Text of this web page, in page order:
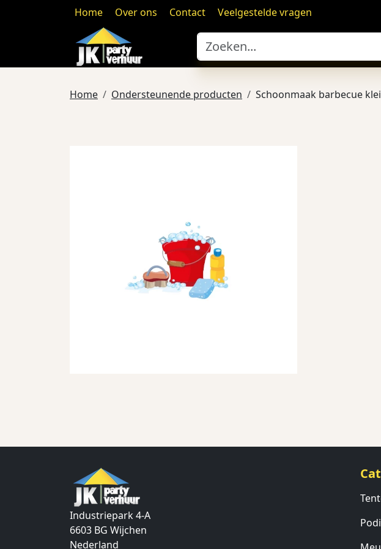
Home Over ons Contact Veelgestelde vragen
Home Ondersteunende producten Schoonmaak barbecue
Industriepark 4-A
6603 BG Wijchen
Nederland